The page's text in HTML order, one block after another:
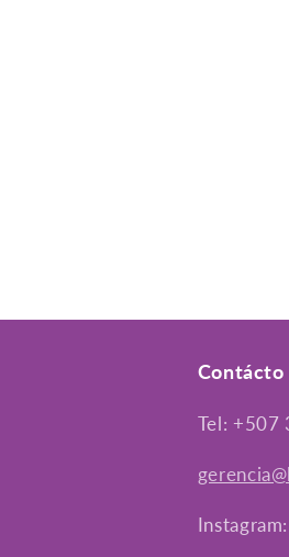
Contácto
Tel: +507
Instagram: